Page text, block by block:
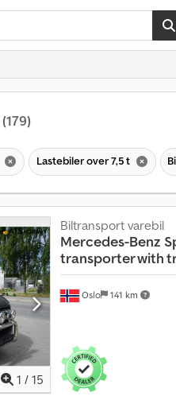
(179)
Lastebiler over 7,5 t
1 / 15
Oslo 141 km
Biltransport varebil
Mercedes-Benz
transporter with
n
e